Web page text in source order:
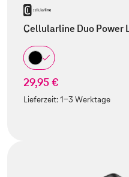
Cellularline Duo Power
29,95 €
Lieferzeit:1-3 Werktage